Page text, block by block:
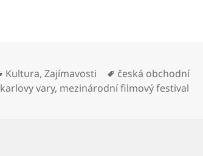
Rubriky:
Kultura,Zajímavosti Štítky:
česká obchodní
karlovy vary, mezinárodní filmový festival